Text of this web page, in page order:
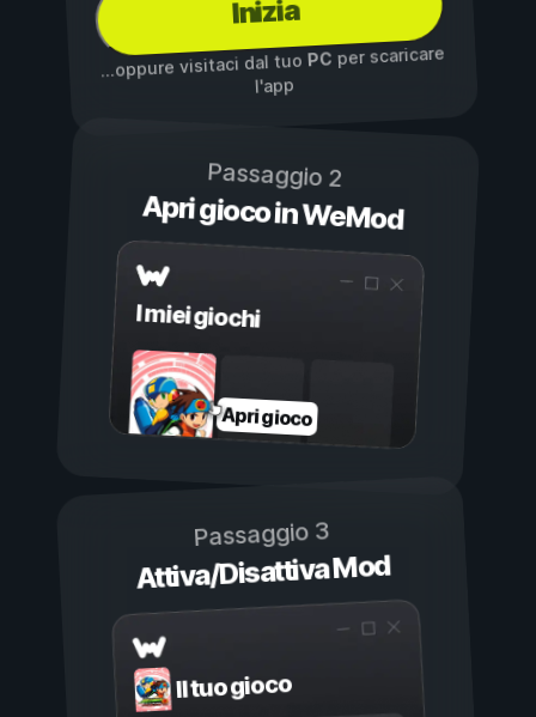
Inizia
...oppure visitaci dal tuoPC per scaricare
l'app
Passaggio 2
Apri gioco in WeMod
I miei giochi
Apri gioco
Passaggio 3
Attiva/Disattiva Mod
Il tuo gioco